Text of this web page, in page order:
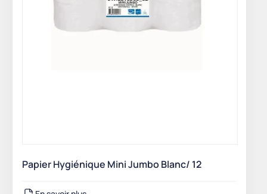
Papier Hygiénique Mini Jumbo Blanc/ 12